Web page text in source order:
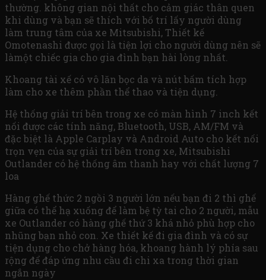
thường. không gian nội thất cho cảm giác thân quen
khi dùng và bạn sẽ thích với bố trí lấy người dùng
làm trung tâm của xe Mitsubishi, Thiết kế
Omotenashi được gọi là tiện lợi cho người dùng nên sẽ
làmột chiếc gia cho gia đình bạn hài lòng nhất.
Khoang tài xế có vô lăn bọc da và nút bấm tích hợp
làm cho xe thêm phần thể thao và tiện dụng.
Hệ thống giải trí bên trong xe có màn hình 7 inch kết
nối được các tính năng, Bluetooth, USB, AM/FM và
đặc biệt là Apple Carplay và Android Auto cho kết nối
trọn vẹn của sự giải trí bên trong xe, Mitsubishi
Outlander có hệ thống âm thanh hay với chất lượng 7
loa
Hàng ghế thức 2 ngồi 3 người lớn nếu bạn đi 2 thì ghế
giữa có thể hạ xuống để làm bệ tỳ tai cho 2 người, mẫu
xe Outlander có hàng ghế thứ 3 khá nhỏ phù hợp cho
nhũng bạn nhỏ con. Xe thiết kế đi gia đình và có sự
tiện dụng cho chở hàng hóa, khoang hành lý phía sau
rộng để đáp ứng nhu cầu đi chi xa trong thời gian
ngắn ngày